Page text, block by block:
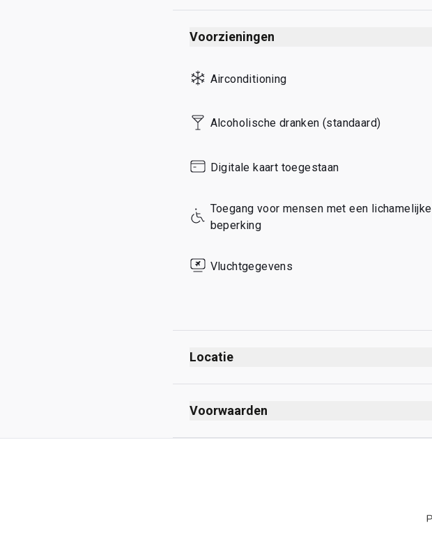
Monday
Tuesday
Thursday
Friday
Sunday
Voorzieningen
Airconditioning
Alcoholische dranken (standaard)
Digitale kaart toegestaan
Toegang voor mensen met een lichamelijke
beperking
Vluchtgegevens
Locatie
Voorwaarden